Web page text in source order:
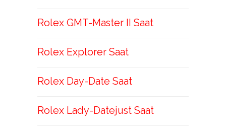
Rolex GMT-Master II Saat
Rolex Explorer Saat
Rolex Day-Date Saat
Rolex Lady-Datejust Saat